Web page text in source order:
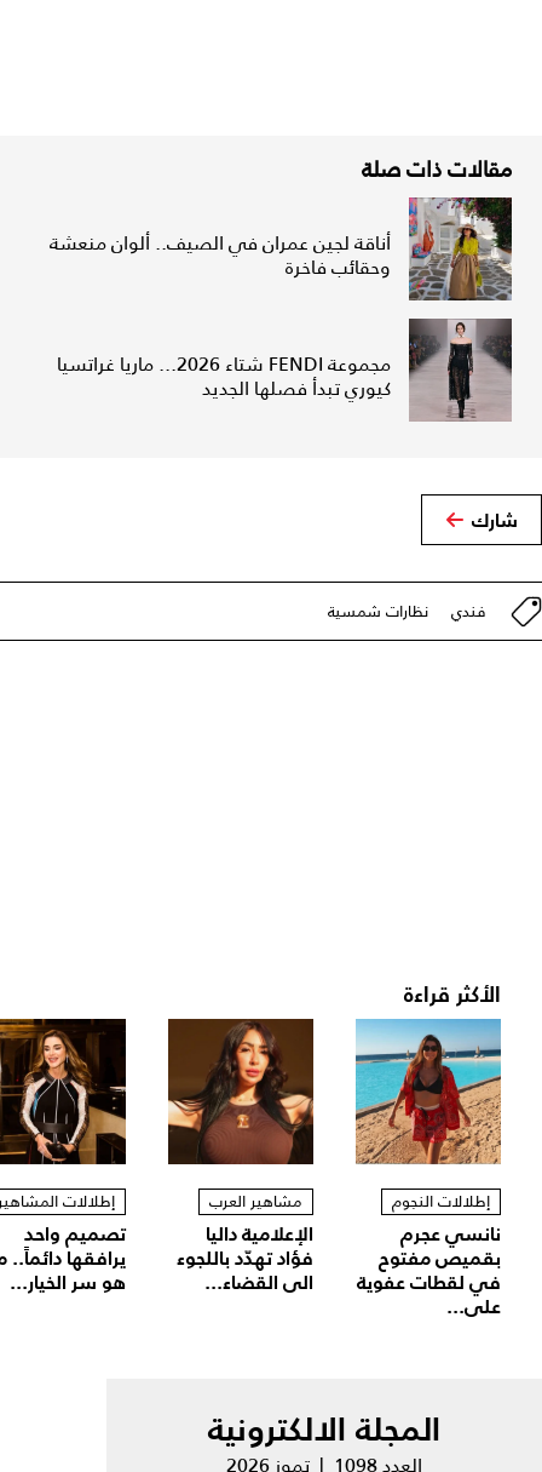
مقالات ذات صلة
أناقة لجين عمران في الصيف.. ألوان منعشة
وحقائب فاخرة
مجموعة FENDI شتاء 2026... ماريا غراتسيا
كيوري تبدأ فصلها الجديد
شارك
فندي نظارات شمسية
الأكثر قراءة
إطلالات النجوم
نانسي عجرم
بقميص مفتوح
في لقطات عفوية
على...
مشاهير العرب
الإعلامية داليا
فؤاد تهدّد باللجوء
الى القضاء...
إطلالات
تصميم واحد
يرافقها دائماً..
هو سر الخيار...
المجلة الالكترونية
العدد 1098 | تموز 2026